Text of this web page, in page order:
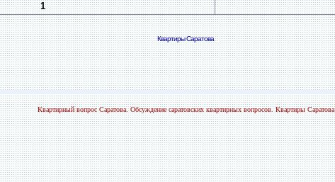
1
Квартиры Саратова
Квартирный вопрос Саратова. Обсуждение саратовских квартирных вопросов. Квартиры Саратова